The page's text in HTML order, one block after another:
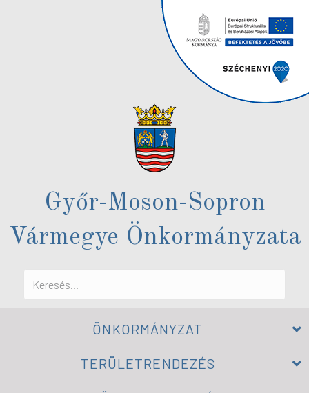
Győr-Moson-Sopron
Vármegye Önkormányzata
ÖNKORMÁNYZAT
TERÜLETRENDEZÉS